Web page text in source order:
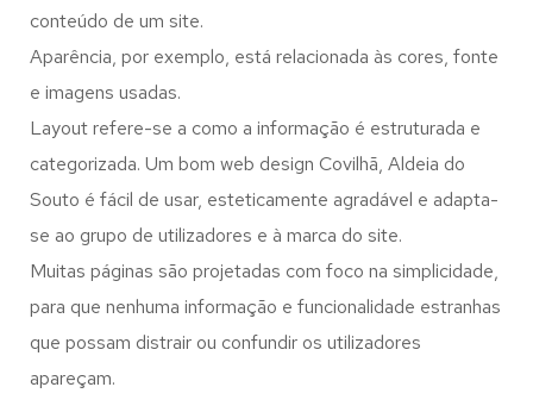
conteúdo de um site.
Aparência, por exemplo, está relacionada às cores, fonte
e imagens usadas.
Layout refere-se a como a informação é estruturada e
categorizada. Um bom web design Covilhã, Aldeia do
Souto é fácil de usar, esteticamente agradável e adapta-
se ao grupo de utilizadores e à marca do site.
Muitas páginas são projetadas com foco na simplicidade,
para que nenhuma informação e funcionalidade estranhas
que possam distrair ou confundir os utilizadores
apareçam.